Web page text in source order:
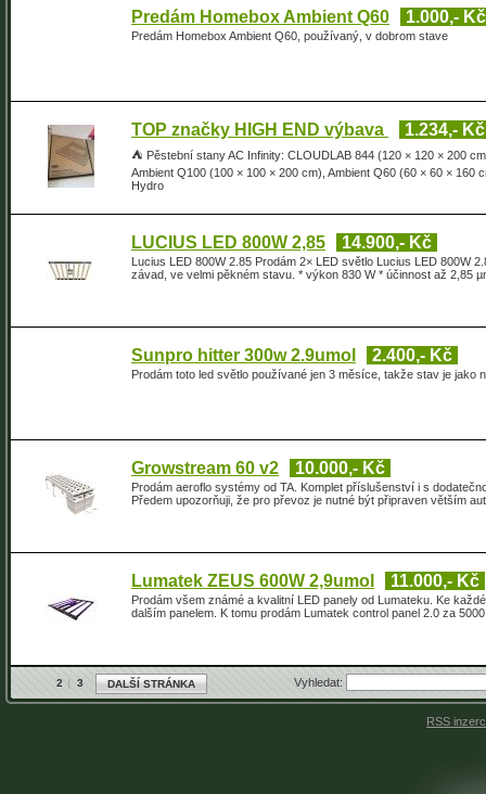
Predám Homebox Ambient Q60 1.000,- Kč
Predám Homebox Ambient Q60, používaný, v dobrom stave
TOP značky HIGH END výbava 1.234,- Kč
⛺ Pěstební stany AC Infinity: CLOUDLAB 844 (120 × 120 × 200
Ambient Q100 (100 × 100 × 200 cm), Ambient Q60 (60 × 60 × 160
Hydro
LUCIUS LED 800W 2,85 14.900,- Kč
Lucius LED 800W 2.85 Prodám 2× LED světlo Lucius LED 800W
závad, ve velmi pěkném stavu. * výkon 830 W * účinnost až 2,85
Sunpro hitter 300w 2.9umol 2.400,- Kč
Prodám toto led světlo používané jen 3 měsíce, takže stav je jako
Growstream 60 v2 10.000,- Kč
Prodám aeroflo systémy od TA. Komplet příslušenství i s
Předem upozorňuji, že pro převoz je nutné být připraven větším
Lumatek ZEUS 600W 2,9umol 11.000,- Kč
Prodám všem známé a kvalitní LED panely od Lumateku. Ke
dalším panelem. K tomu prodám Lumatek control panel 2.0 za
2 3 DALŠÍ STRÁNKA Vyhledat:
RSS